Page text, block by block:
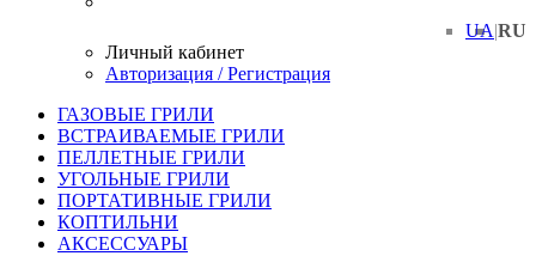
RU
|
UA
Личный кабинет
Авторизация / Регистрация
ГАЗОВЫЕ ГРИЛИ
ВСТРАИВАЕМЫЕ ГРИЛИ
ПЕЛЛЕТНЫЕ ГРИЛИ
УГОЛЬНЫЕ ГРИЛИ
ПОРТАТИВНЫЕ ГРИЛИ
КОПТИЛЬНИ
АКСЕССУАРЫ